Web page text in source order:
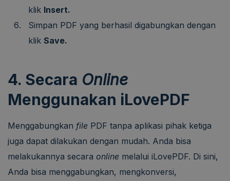
klik Insert.
Simpan PDF yang berhasil digabungkan dengan
klik Save.
4. Secara Online
Menggunakan iLovePDF
Menggabungkan file PDF tanpa aplikasi pihak ketiga
juga dapat dilakukan dengan mudah. Anda bisa
melakukannya secara online melalui iLovePDF. Di sini,
Anda bisa menggabungkan, mengkonversi,